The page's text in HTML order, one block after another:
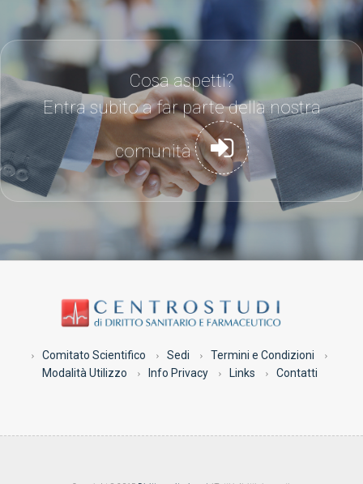
Cosa aspetti?
Entra subito a far parte della nostra
comunità
Comitato Scientifico Sedi
Termini e Condizioni
Modalità Utilizzo
Info Privacy Links Contatti